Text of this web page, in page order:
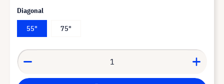
Diagonal
55"
75"